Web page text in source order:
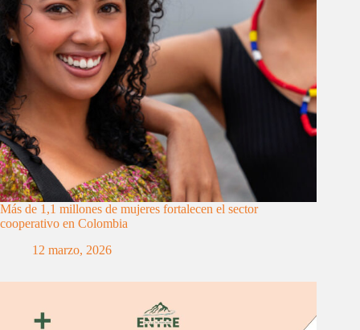
Más de 1,1 millones de mujeres fortalecen el sector
cooperativo en Colombia
12 marzo, 2026